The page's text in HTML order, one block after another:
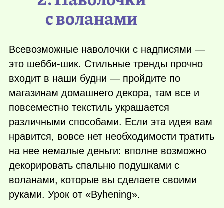
с воланами
Всевозможные наволочки с надписями —
это шебби-шик. Стильные тренды прочно
входит в наши будни — пройдите по
магазинам домашнего декора, там все и
повсеместно текстиль украшается
различными способами. Если эта идея вам
нравится, вовсе нет необходимости тратить
на нее немалые деньги: вполне возможно
декорировать спальню подушками с
воланами, которые вы сделаете своими
руками. Урок от «Byhening».